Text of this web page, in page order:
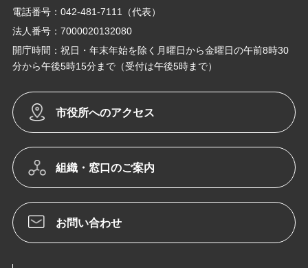
電話番号：042-481-7111（代表）
法人番号：7000020132080
開庁時間：祝日・年末年始を除く月曜日から金曜日の午前8時30
分から午後5時15分まで（受付は午後5時まで）
市役所へのアクセス
組織・窓口のご案内
お問い合わせ